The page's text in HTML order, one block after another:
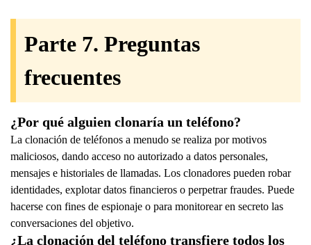
Parte 7. Preguntas
frecuentes
¿Por qué alguien clonaría un teléfono?
La clonación de teléfonos a menudo se realiza por motivos
maliciosos, dando acceso no autorizado a datos personales,
mensajes e historiales de llamadas. Los clonadores pueden robar
identidades, explotar datos financieros o perpetrar fraudes. Puede
hacerse con fines de espionaje o para monitorear en secreto las
conversaciones del objetivo.
¿La clonación del teléfono transfiere todos los